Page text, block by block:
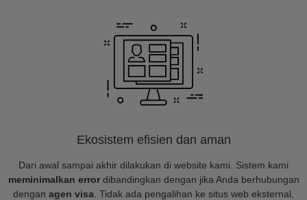
Ekosistem efisien dan aman
Dari awal sampai akhir dilakukan di website kami. Sistem kami
meminimalkan errordibandingkan dengan jika Anda berhubungan
dengan agen visa . Tidak ada pengalihan ke situs web eksternal,